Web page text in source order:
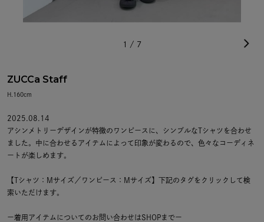
1 / 7
ZUCCa Staff
H.160cm
2025.08.14
アシンメトリーデザインが特徴のワンピースに、シンプルなTシャツを合わせ
ました。中に合わせるアイテムによって印象が変わるので、色々なコーディネ
ートが楽しめます。
【Tシャツ：Mサイズ／ワンピース：Mサイズ】下記のタグをクリックして検
索いただけます。
ー着用アイテムについてのお問い合わせはSHOPまでー